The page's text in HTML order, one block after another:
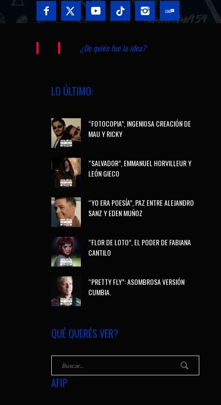
¿De quién fue la idea?
LO ÚLTIMO:
“FOTOCOPIA”, INGENIOSA CREACIÓN DE
MAU Y RICKY
“SALVADOR”, EMMANUEL HORVILLEUR Y
LEÓN GIECO
“YO ERA POESÍA”, PAZ ENTRE ALEJANDRO
SANZ Y EDEN MUÑOZ
“FLOR DE LOTO”, EL PODER DE FABIANA
CANTILO
“PRETTY FLY”: ASOMBROSA VERSIÓN
CUMBIA.
QUÉ QUERÉS VER?
AFIP